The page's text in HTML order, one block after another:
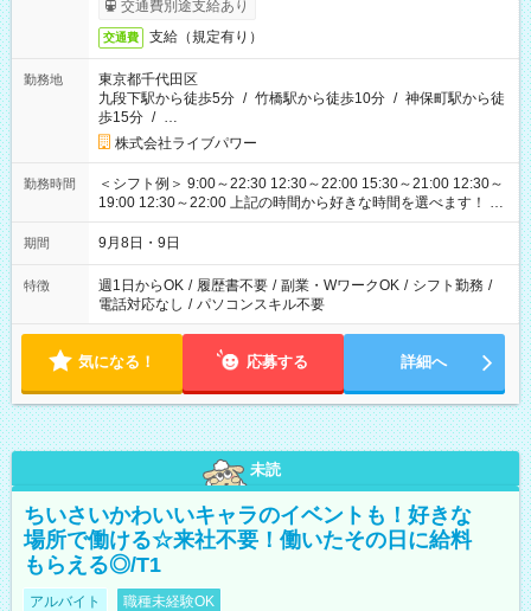
交通費別途支給あり
交通費 支給（規定有り）
勤務地
東京都千代田区
九段下駅から徒歩5分 / 竹橋駅から徒歩10分 / 神保町駅から徒
歩15分 / …
株式会社ライブパワー
勤務時間
＜シフト例＞ 9:00～22:30 12:30～22:00 15:30～21:00 12:30～
19:00 12:30～22:00 上記の時間から好きな時間を選べます！ ※
時間は変更となる可能性があります
期間 9月8日・9日
特徴 週1日からOK / 履歴書不要 / 副業・WワークOK / シフト勤務 /
電話対応なし / パソコンスキル不要
気になる！ 応募する 詳細へ
未読
ちいさいかわいいキャラのイベントも！好きな
場所で働ける☆来社不要！働いたその日に給料
もらえる◎/T1
アルバイト 職種未経験OK